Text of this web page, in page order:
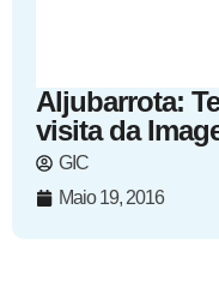
Aljubarrota:
visita da
GIC
Maio 19, 2016